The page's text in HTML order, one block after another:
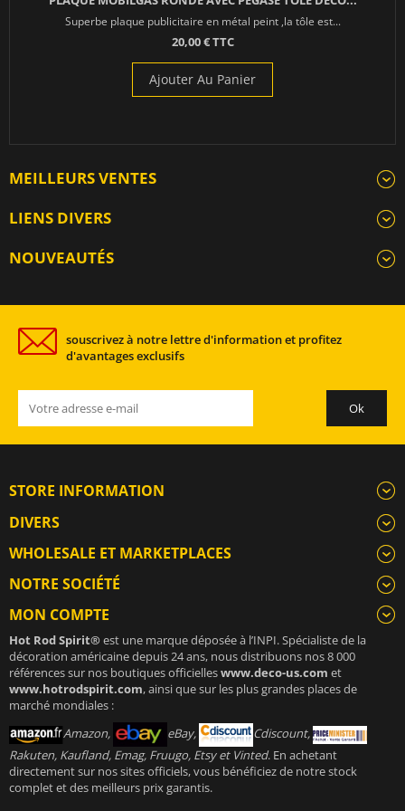
Superbe plaque publicitaire en métal peint ,la tôle est...
20,00 € TTC
Ajouter Au Panier
MEILLEURS VENTES
LIENS DIVERS
NOUVEAUTÉS
souscrivez à notre lettre d'information et profitez
d'avantages exclusifs
STORE INFORMATION
DIVERS
WHOLESALE ET MARKETPLACES
NOTRE SOCIÉTÉ
MON COMPTE
Hot Rod Spirit®est une marque déposée à l’INPI. Spécialiste de la
décoration américaine depuis 24 ans, nous distribuons nos 8 000
références sur nos boutiques officielleswww.deco-us.com et
www.hotrodspirit.com, ainsi que sur les plus grandes places de
marché mondiales :
Amazon,
eBay,
Cdiscount,
Rakuten, Kaufland, Emag, Fruugo, Etsy et Vinted. En achetant
directement sur nos sites officiels, vous bénéficiez de notre stock
complet et des meilleurs prix garantis.